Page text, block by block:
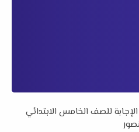
للصف الخامس الابتدائي